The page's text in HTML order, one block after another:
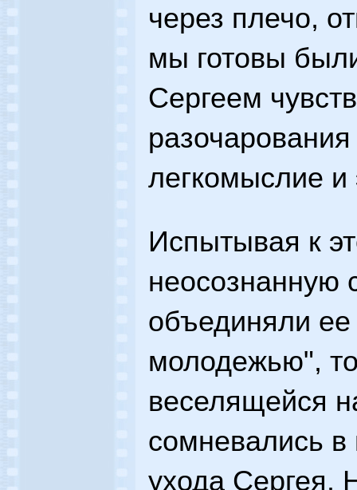
через плечо,
мы готовы
Сергеем
легкомыслие и
Испытывая к
неосознанную
объединяли ее
молодежью",
веселящейся
сомневались в
ухода Сергея.